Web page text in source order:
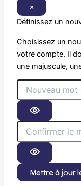
×
Définissez un
Choisissez un
votre compte. Il
une majuscule,
Mettre à jour